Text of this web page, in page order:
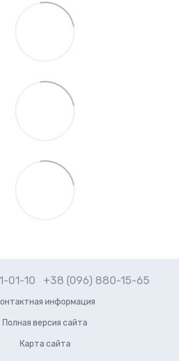
01-10 +38 (096) 880-15-65
информация
Полная версия сайта
Карта сайта